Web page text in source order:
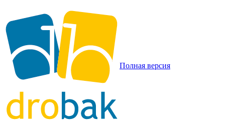
Полная версия